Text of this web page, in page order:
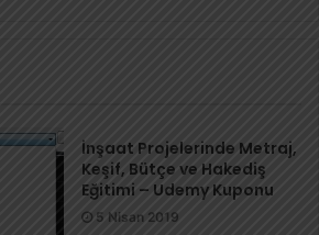
İnşaat Projelerinde Metraj,
Keşif, Bütçe ve Hakediş
Eğitimi – Udemy Kuponu
5 Nisan 2019